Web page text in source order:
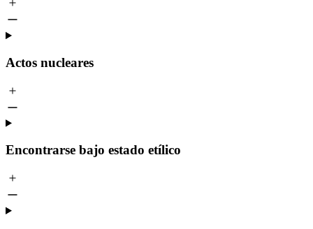
Actos nucleares
Encontrarse bajo estado etílico